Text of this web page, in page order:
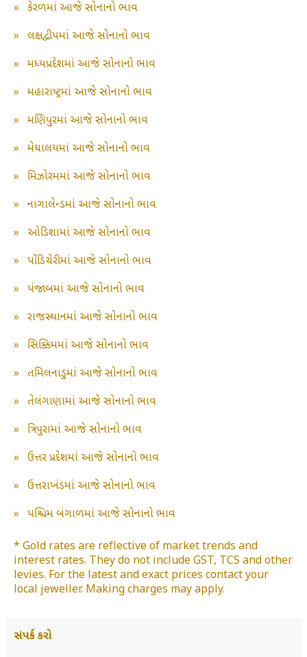
»
કેરળમાં આજે સોનાનો ભાવ
»
લક્ષદ્વીપમાં આજે સોનાનો ભાવ
»
મધ્યપ્રદેશમાં આજે સોનાનો ભાવ
»
મહારાષ્ટ્રમાં આજે સોનાનો ભાવ
»
મણિપુરમાં આજે સોનાનો ભાવ
»
મેઘાલયમાં આજે સોનાનો ભાવ
»
મિઝોરમમાં આજે સોનાનો ભાવ
»
નાગાલેન્ડમાં આજે સોનાનો ભાવ
»
ઓડિશામાં આજે સોનાનો ભાવ
»
પોંડિચેરીમાં આજે સોનાનો ભાવ
»
પંજાબમાં આજે સોનાનો ભાવ
»
રાજસ્થાનમાં આજે સોનાનો ભાવ
»
સિક્કિમમાં આજે સોનાનો ભાવ
»
તમિલનાડુમાં આજે સોનાનો ભાવ
»
તેલંગાણામાં આજે સોનાનો ભાવ
»
ત્રિપુરામાં આજે સોનાનો ભાવ
»
ઉત્તર પ્રદેશમાં આજે સોનાનો ભાવ
»
ઉત્તરાખંડમાં આજે સોનાનો ભાવ
»
પશ્ચિમ બંગાળમાં આજે સોનાનો ભાવ
* Gold rates are reflective of market trends and
interest rates. They do not include GST, TCS and other
levies. For the latest and exact prices contact your
local jeweller. Making charges may apply.
સંપર્ક કરો